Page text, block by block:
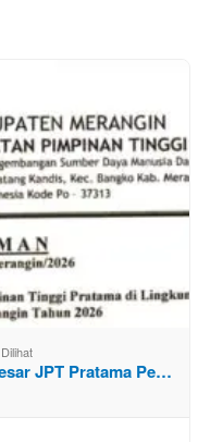
JPT Pratama Pe…